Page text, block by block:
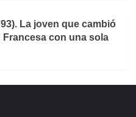
La joven que cambió
con una sola